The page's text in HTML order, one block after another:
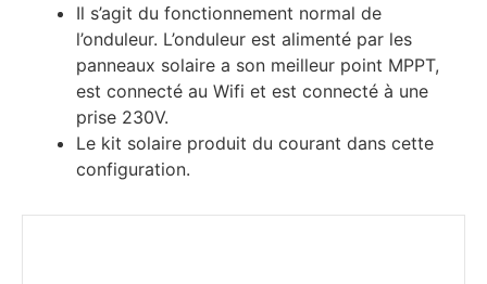
Il s’agit du fonctionnement normal de
l’onduleur. L’onduleur est alimenté par les
panneaux solaire a son meilleur point MPPT,
est connecté au Wifi et est connecté à une
prise 230V.
Le kit solaire produit du courant dans cette
configuration.